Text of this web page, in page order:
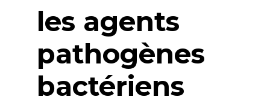
les agents
pathogènes
bactériens